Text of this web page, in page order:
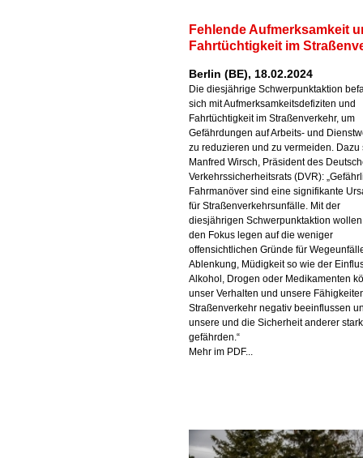
Fehlende Aufmerksamkeit
Fahrtüchtigkeit im
Berlin (BE), 18.02.2024
Die diesjährige Schwerpunktaktion
sich mit Aufmerksamkeitsdefiziten und
Fahrtüchtigkeit im Straßenverkehr, um
Gefährdungen auf Arbeits- und
zu reduzieren und zu vermeiden. Dazu
Manfred Wirsch, Präsident des
Verkehrssicherheitsrats (DVR):
Fahrmanöver sind eine signifikante
für Straßenverkehrsunfälle. Mit der
diesjährigen Schwerpunktaktion
den Fokus legen auf die weniger
offensichtlichen Gründe für
Ablenkung, Müdigkeit so wie der
Alkohol, Drogen oder Medikamenten
unser Verhalten und unsere
Straßenverkehr negativ beeinflussen
unsere und die Sicherheit anderer stark
gefährden.“
Mehr im PDF...